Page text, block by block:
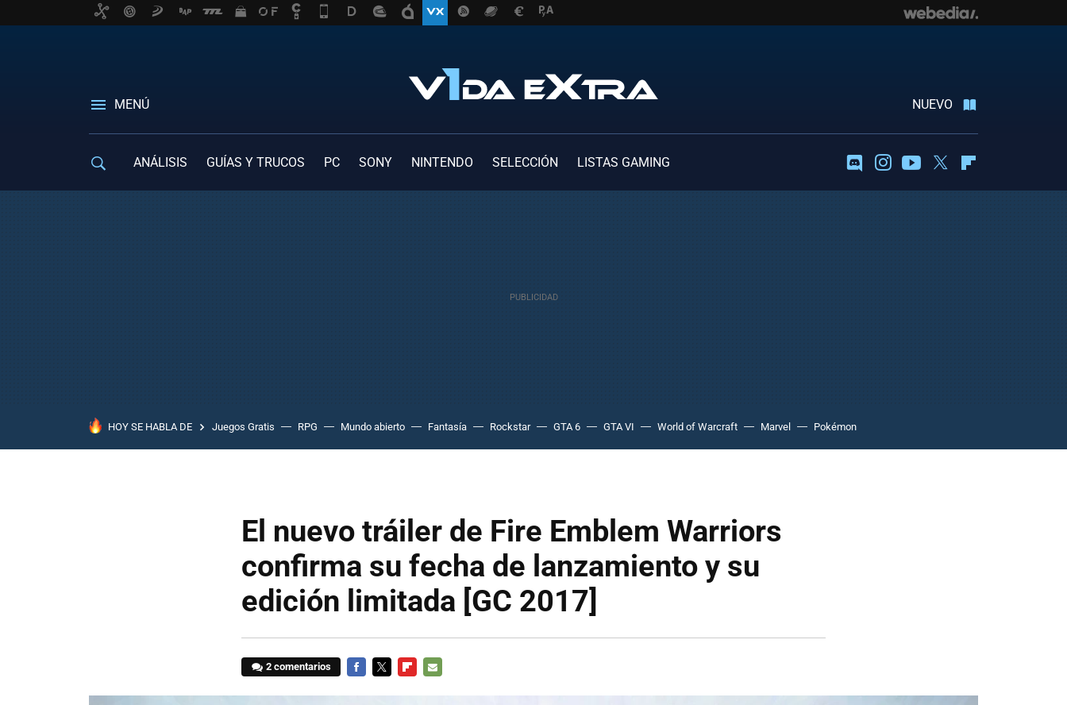
MENÚ NUEVO
ANÁLISIS GUÍAS Y TRUCOS PC SONY NINTENDO SELECCIÓN LISTAS GAMING DiscordInstagramYoutubeTwitter
HOY SE HABLA DE Juegos Gratis RPG Mundo abierto Fantasía Rockstar GTA 6 GTA VI World of Warcraft Marvel Pokémon
El nuevo tráiler de Fire Emblem Warriors
confirma su fecha de lanzamiento y su
edición limitada [GC 2017]
2 comentarios